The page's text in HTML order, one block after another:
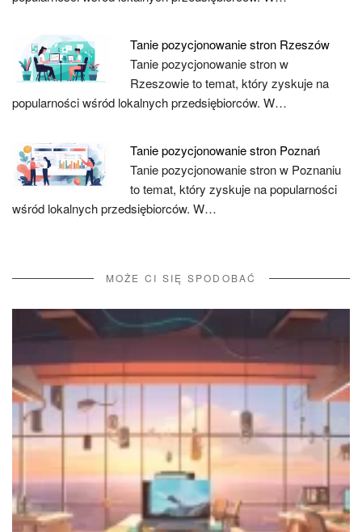
Tanie pozycjonowanie stron Rzeszów
Tanie pozycjonowanie stron w
Rzeszowie to temat, który zyskuje na
popularności wśród lokalnych przedsiębiorców. W…
Tanie pozycjonowanie stron Poznań
Tanie pozycjonowanie stron w Poznaniu
to temat, który zyskuje na popularności
wśród lokalnych przedsiębiorców. W…
MOŻE CI SIĘ SPODOBAĆ